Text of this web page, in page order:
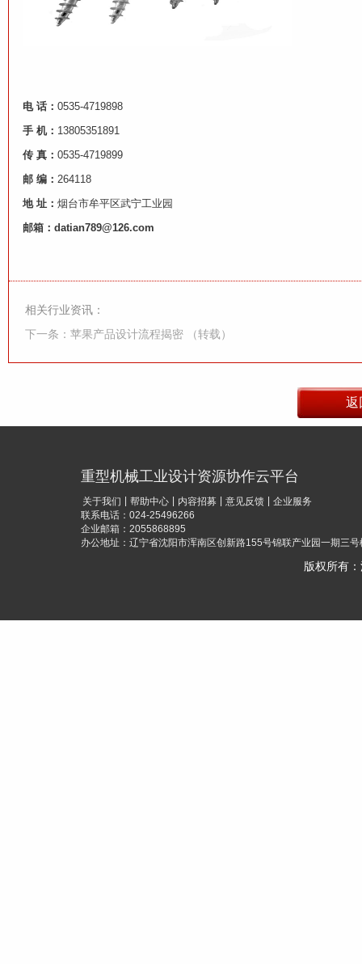
电 话：0535-4719898
手 机： 13805351891
传 真：0535-4719899
邮 编：264118
地 址：烟台市牟平区武宁工业园
邮箱：datian789@126.com
相关行业资讯：
下一条：苹果产品设计流程揭密 （转载）
重型机械工业设计资源协作云平台
关于我们 帮助中心 内容招募 意见反馈
企业服务
联系电话：024-25496266
企业邮箱：2055868895
办公地址：辽宁省沈阳市浑南区创新路155号锦联产业园一期三
版权所有